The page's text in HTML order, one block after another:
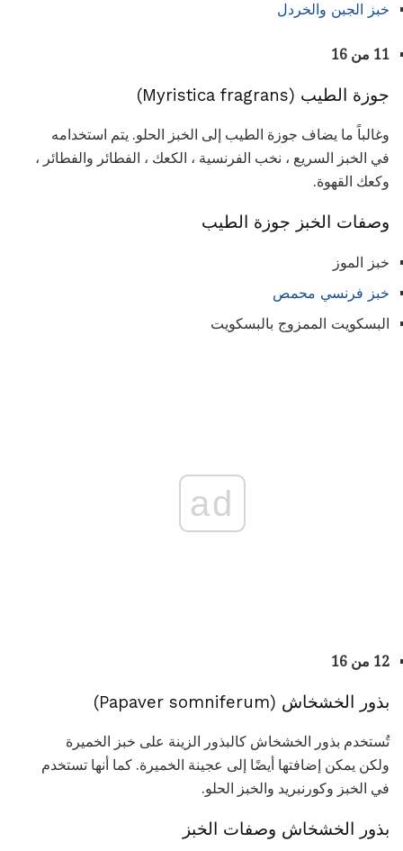
خبز الجبن والخردل
11 من 16
جوزة الطيب (Myristica fragrans)
وغالباً ما يضاف جوزة الطيب إلى الخبز الحلو. يتم استخدامه
في الخبز السريع ، نخب الفرنسية ، الكعك ، الفطائر والفطائر ،
وكعك القهوة.
وصفات الخبز جوزة الطيب
خبز الموز
خبز فرنسي محمص
البسكويت الممزوج بالبسكويت
ad
12 من 16
بذور الخشخاش (Papaver somniferum)
تُستخدم بذور الخشخاش كالبذور الزينة على خبز الخميرة
ولكن يمكن إضافتها أيضًا إلى عجينة الخميرة. كما أنها تستخدم
في الخبز وكورنبريد والخبز الحلو.
بذور الخشخاش وصفات الخبز